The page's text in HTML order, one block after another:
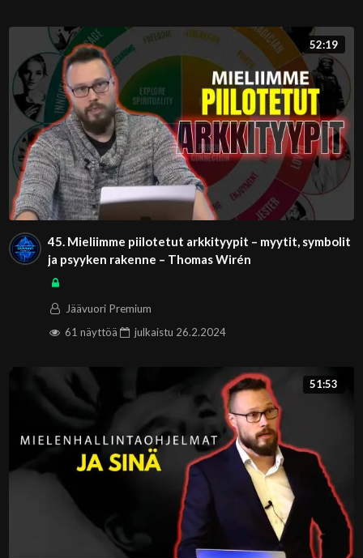
52:19
45. Mieliimme piilotetut arkkityypit – myytit, symbolit
ja psyyken rakenne – Thomas Wirén
Jäävuori Premium
61 näyttöä
julkaistu 26.2.2024
51:53